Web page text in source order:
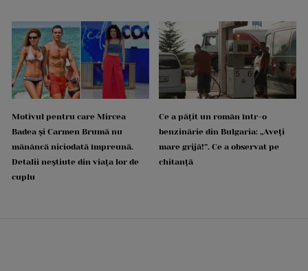
Motivul pentru care Mircea
Badea și Carmen Brumă nu
mănâncă niciodată împreună.
Detalii neștiute din viața lor de
cuplu
Ce a pățit un român într-o
benzinărie din Bulgaria: „Aveți
mare grijă!”. Ce a observat pe
chitanță